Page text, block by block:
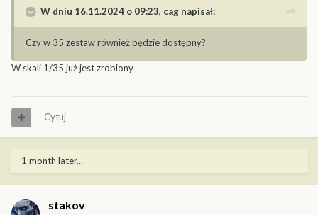
W dniu 16.11.2024 o 09:23, cag napisał:
Czy w 35 zestaw również będzie dostępny?
W skali 1/35 już jest zrobiony
Cytuj
1 month later...
stakov